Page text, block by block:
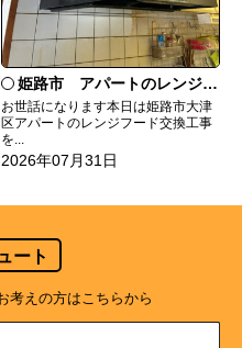
姫路市 アパートのレンジフード交換
お世話になります本日は姫路市大津
区アパートのレンジフード交換工事
を...
2026年07月31日
ート
考えの方はこちらから